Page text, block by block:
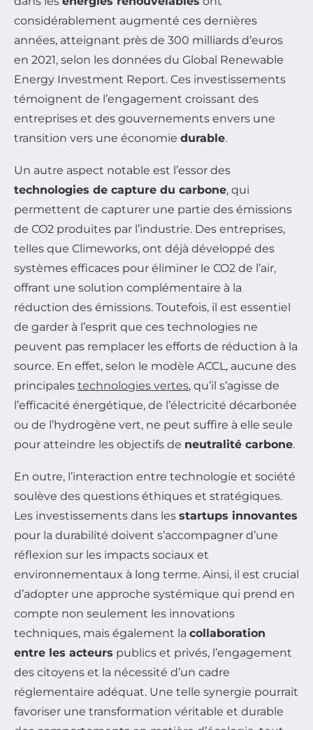
considérablement augmenté ces dernières
années, atteignant près de 300 milliards d’euros
en 2021, selon les données du Global Renewable
Energy Investment Report. Ces investissements
témoignent de l’engagement croissant des
entreprises et des gouvernements envers une
transition vers une économie durable.
Un autre aspect notable est l’essor des
technologies de capture du carbone, qui
permettent de capturer une partie des émissions
de CO2 produites par l’industrie. Des entreprises,
telles que Climeworks, ont déjà développé des
systèmes efficaces pour éliminer le CO2 de l’air,
offrant une solution complémentaire à la
réduction des émissions. Toutefois, il est essentiel
de garder à l’esprit que ces technologies ne
peuvent pas remplacer les efforts de réduction à la
source. En effet, selon le modèle ACCL, aucune des
principales technologies vertes, qu’il s’agisse de
l’efficacité énergétique, de l’électricité décarbonée
ou de l’hydrogène vert, ne peut suffire à elle seule
pour atteindre les objectifs de neutralité carbone.
En outre, l’interaction entre technologie et société
soulève des questions éthiques et stratégiques.
Les investissements dans les startups innovantes
pour la durabilité doivent s’accompagner d’une
réflexion sur les impacts sociaux et
environnementaux à long terme. Ainsi, il est crucial
d’adopter une approche systémique qui prend en
compte non seulement les innovations
techniques, mais également la collaboration
entre les acteurs publics et privés, l’engagement
des citoyens et la nécessité d’un cadre
réglementaire adéquat. Une telle synergie pourrait
favoriser une transformation véritable et durable